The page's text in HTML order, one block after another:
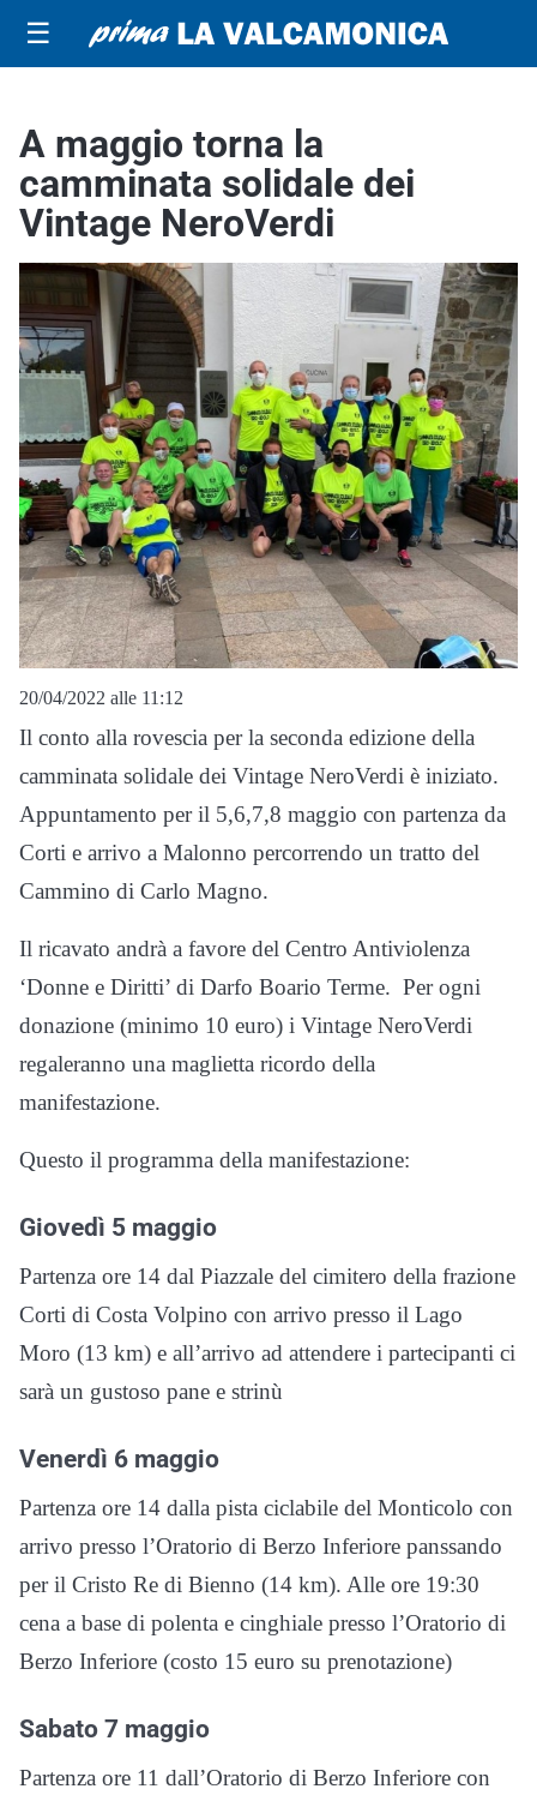
☰
A maggio torna la
camminata solidale dei
Vintage NeroVerdi
20/04/2022 alle 11:12
Il conto alla rovescia per la seconda edizione della
camminata solidale dei Vintage NeroVerdi è iniziato.
Appuntamento per il 5,6,7,8 maggio con partenza da
Corti e arrivo a Malonno percorrendo un tratto del
Cammino di Carlo Magno.
Il ricavato andrà a favore del Centro Antiviolenza
‘Donne e Diritti’ di Darfo Boario Terme. Per ogni
donazione (minimo 10 euro) i Vintage NeroVerdi
regaleranno una maglietta ricordo della
manifestazione.
Questo il programma della manifestazione:
Giovedì 5 maggio
Partenza ore 14 dal Piazzale del cimitero della frazione
Corti di Costa Volpino con arrivo presso il Lago
Moro (13 km) e all’arrivo ad attendere i partecipanti ci
sarà un gustoso pane e strinù
Venerdì 6 maggio
Partenza ore 14 dalla pista ciclabile del Monticolo con
arrivo presso l’Oratorio di Berzo Inferiore panssando
per il Cristo Re di Bienno (14 km). Alle ore 19:30
cena a base di polenta e cinghiale presso l’Oratorio di
Berzo Inferiore (costo 15 euro su prenotazione)
Sabato 7 maggio
Partenza ore 11 dall’Oratorio di Berzo Inferiore con